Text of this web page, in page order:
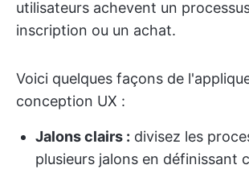
utilisateurs achevent un
inscription ou un achat.
Voici quelques façons de
conception UX :
Jalons clairs : divisez les
plusieurs jalons en définissant